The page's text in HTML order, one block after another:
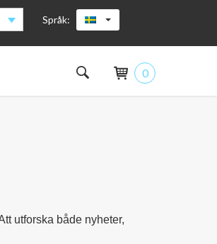
Språk:
0
utforska både nyheter,